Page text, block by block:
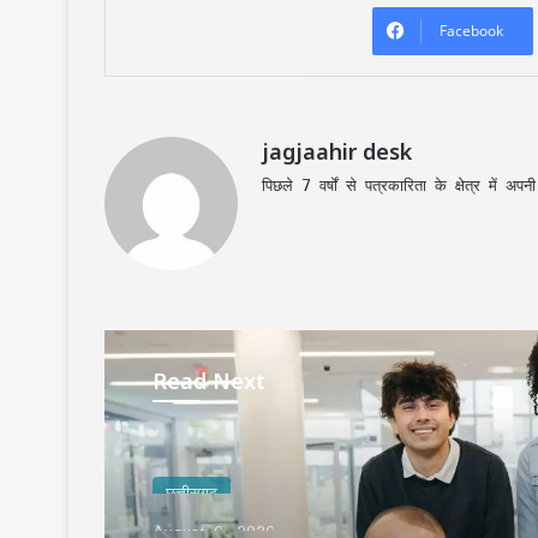
Facebook
jagjaahir desk
पिछले 7 वर्षों से पत्रकारिता के क्षेत्र में
Read Next
छत्तीसगढ़
August 6, 2026